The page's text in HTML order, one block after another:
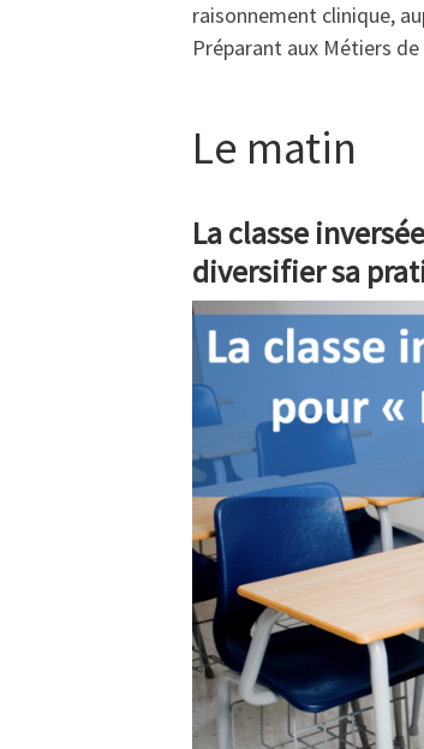
raisonnement clinique,
Préparant aux Métiers de
Le matin
La classe
diversifier sa